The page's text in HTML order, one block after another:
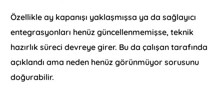
Özellikle ay kapanışı yaklaşmışsa ya da sağlayıcı
entegrasyonları henüz güncellenmemişse, teknik
hazırlık süreci devreye girer. Bu da çalışan tarafında
açıklandı ama neden henüz görünmüyor sorusunu
doğurabilir.